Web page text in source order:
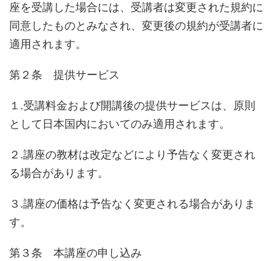
座を受講した場合には、受講者は変更された規約に
同意したものとみなされ、変更後の規約が受講者に
適用されます。
第２条 提供サービス
１.受講料金および開講後の提供サービスは、原則
として日本国内においてのみ適用されます。
２.講座の教材は改定などにより予告なく変更され
る場合があります。
３.講座の価格は予告なく変更される場合がありま
す。
第３条 本講座の申し込み